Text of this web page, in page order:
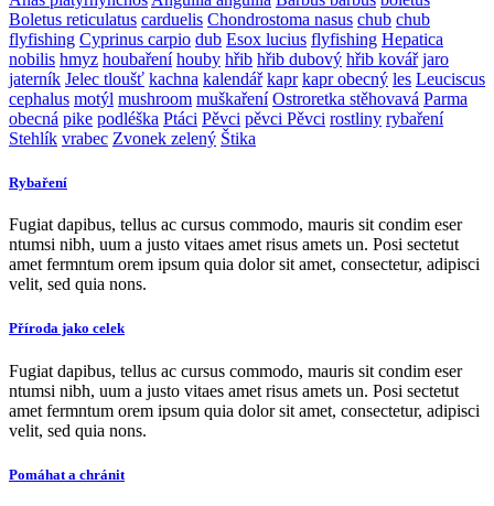
Boletus reticulatus carduelis Chondrostoma nasus chub chub
flyfishing Cyprinus carpio dub Esox lucius flyfishing Hepatica
nobilis hmyz houbaření houby hřib hřib dubový hřib kovář jaro
jaterník Jelec tloušť kachna kalendář kapr kapr obecný les Leuciscus
cephalus motýl mushroom muškaření Ostroretka stěhovavá Parma
obecná pike podléška Ptáci Pěvci pěvci Pěvci rostliny rybaření
Stehlík vrabec Zvonek zelený Štika
Rybaření
Fugiat dapibus, tellus ac cursus commodo, mauris sit condim eser
ntumsi nibh, uum a justo vitaes amet risus amets un. Posi sectetut
amet fermntum orem ipsum quia dolor sit amet, consectetur, adipisci
velit, sed quia nons.
Příroda jako celek
Fugiat dapibus, tellus ac cursus commodo, mauris sit condim eser
ntumsi nibh, uum a justo vitaes amet risus amets un. Posi sectetut
amet fermntum orem ipsum quia dolor sit amet, consectetur, adipisci
velit, sed quia nons.
Pomáhat a chránit